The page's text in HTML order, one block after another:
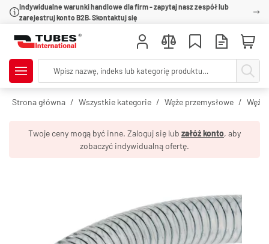
Indywidualne warunki handlowe dla firm - zapytaj nasz zespół lub
zarejestruj konto B2B. Skontaktuj się
Strona główna Wszystkie kategorie Węże przemysłowe Węże
Twoje ceny mogą być inne. Zaloguj się lub załóż konto, aby
zobaczyć indywidualną ofertę.